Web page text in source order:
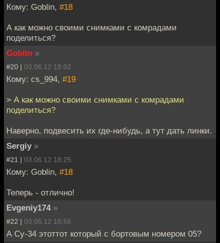
Кому: Goblin, #18
А как можно своими снимками с комрадами
поделиться?
Goblin »
#20 | 03.06.12 18:02
Кому: cs_994, #19
> А как можно своими снимками с комрадами
поделиться?
Наверно, подвесить их где-нибудь, а тут дать линки.
Sergiy »
#21 | 03.06.12 18:25
Кому: Goblin, #18
Теперь - отлично!
Evgeniy174 »
#22 | 03.06.12 18:56
А Су-34 этоттот который с бортовым номером 05?